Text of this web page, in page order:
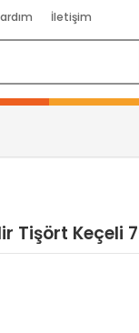
İletişim
Tişört Keçeli